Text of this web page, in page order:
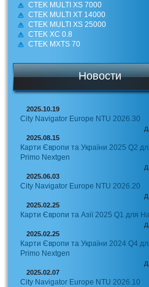
CTEK MULTI XS 7000
CTEK MULTI XT 14000
CTEK MULTI XS 25000
CTEK XC 0.8
CTEK MXTS 70
Новости
2025.10.19
City Navigator Europe NTU 2026.30
2025.08.15
Карти Європи та України 2025 Q2
Primo Nextgen
2025.06.03
City Navigator Europe NTU 2026.20
2025.02.25
Карти Європи та Азії 2025 Q1 для
2025.02.25
Карти Європи та України 2024 Q4
Primo Nextgen
2025.02.07
City Navigator Europe NTU 2026.10